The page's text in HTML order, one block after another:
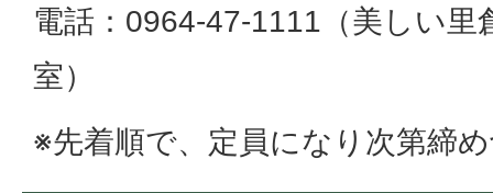
電話：0964-47-1111（美しい里
室）
※先着順で、定員になり次第締